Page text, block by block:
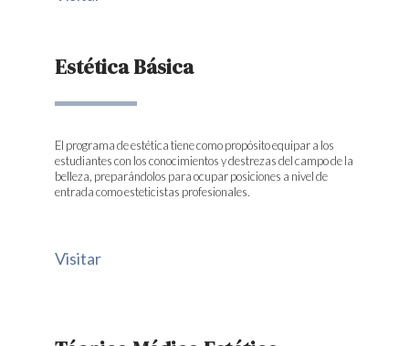
Estética Básica
El programa de estética tiene como propósito equipar a los
estudiantes con los conocimientos y destrezas del campo de la
belleza, preparándolos para ocupar posiciones a nivel de
entrada como esteticistas profesionales.
Visitar